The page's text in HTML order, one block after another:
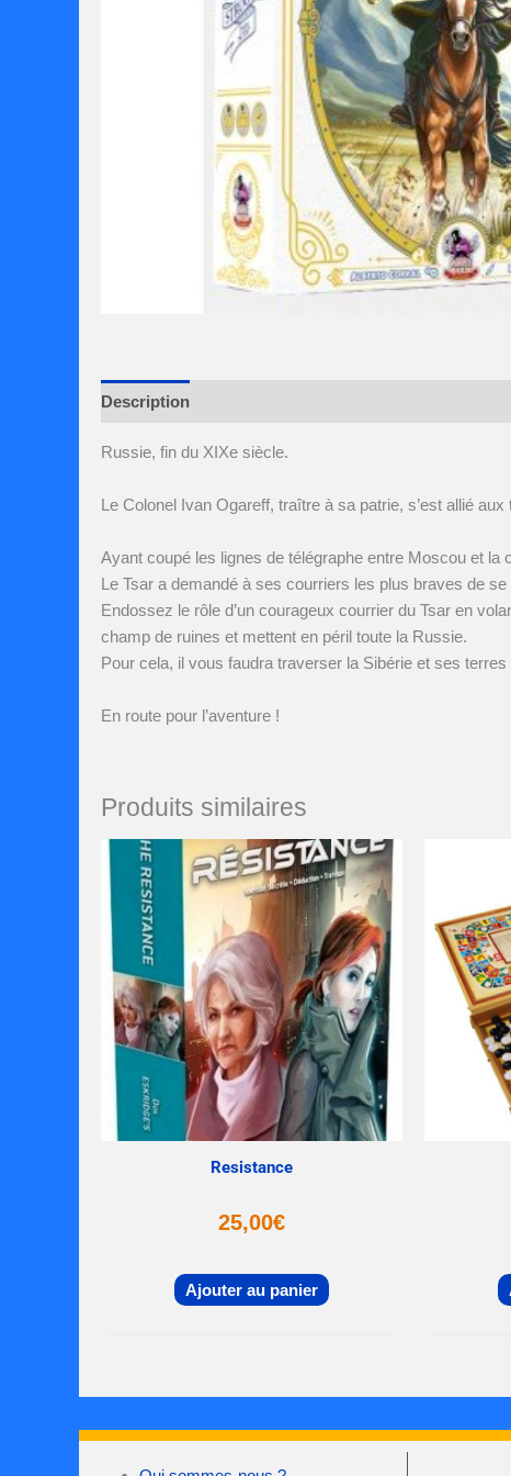
Description
Russie, fin du XIXe siècle.
Le Colonel Ivan Ogareff, traître à sa patrie, s’est allié aux
Ayant coupé les lignes de télégraphe entre Moscou et la
Le Tsar a demandé à ses courriers les plus braves de
Endossez le rôle d’un courageux courrier du Tsar en
champ de ruines et mettent en péril toute la Russie.
Pour cela, il vous faudra traverser la Sibérie et ses terres
En route pour l’aventure !
Produits similaires
Resistance
25,00€
Ajouter au panier